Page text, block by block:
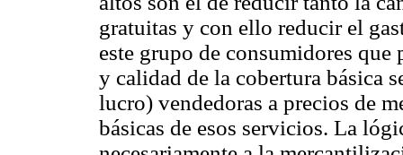
gratuitas y con ello reducir el
este grupo de consumidores
y calidad de la cobertura básica
lucro) vendedoras a precios de
básicas de esos servicios. La